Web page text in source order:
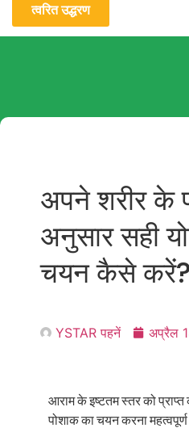
त्वरित उद्धरण
अपने शरीर के
अनुसार सही
चयन कैसे करें?
YSTAR पहनें अप्रैल
आराम के इष्टतम स्तर को
पोशाक का चयन करना